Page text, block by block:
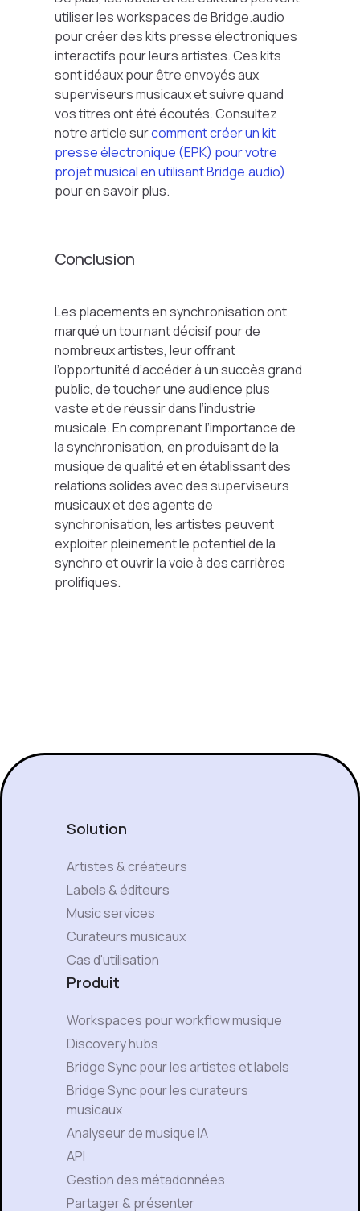
utiliser les workspaces de Bridge.audio
pour créer des kits presse électroniques
interactifs pour leurs artistes. Ces kits
sont idéaux pour être envoyés aux
superviseurs musicaux et suivre quand
vos titres ont été écoutés. Consultez
notre article surcomment créer un kit
presse électronique (EPK) pour votre
projet musical en utilisant Bridge.audio)
pour en savoir plus.
Conclusion
Les placements en synchronisation ont
marqué un tournant décisif pour de
nombreux artistes, leur offrant
l’opportunité d’accéder à un succès grand
public, de toucher une audience plus
vaste et de réussir dans l’industrie
musicale. En comprenant l’importance de
la synchronisation, en produisant de la
musique de qualité et en établissant des
relations solides avec des superviseurs
musicaux et des agents de
synchronisation, les artistes peuvent
exploiter pleinement le potentiel de la
synchro et ouvrir la voie à des carrières
prolifiques.
Solution
Artistes & créateurs
Labels & éditeurs
Music services
Curateurs musicaux
Cas d'utilisation
Produit
Workspaces pour workflow musique
Discovery hubs
Bridge Sync pour les artistes et labels
Bridge Sync pour les curateurs
musicaux
Analyseur de musique IA
API
Gestion des métadonnées
Partager & présenter